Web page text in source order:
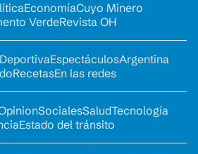
EconomíaCuyo Minero
VerdeRevista OH
EspectáculosArgentina
RecetasEn las redes
SocialesSaludTecnología
Estado del tránsito